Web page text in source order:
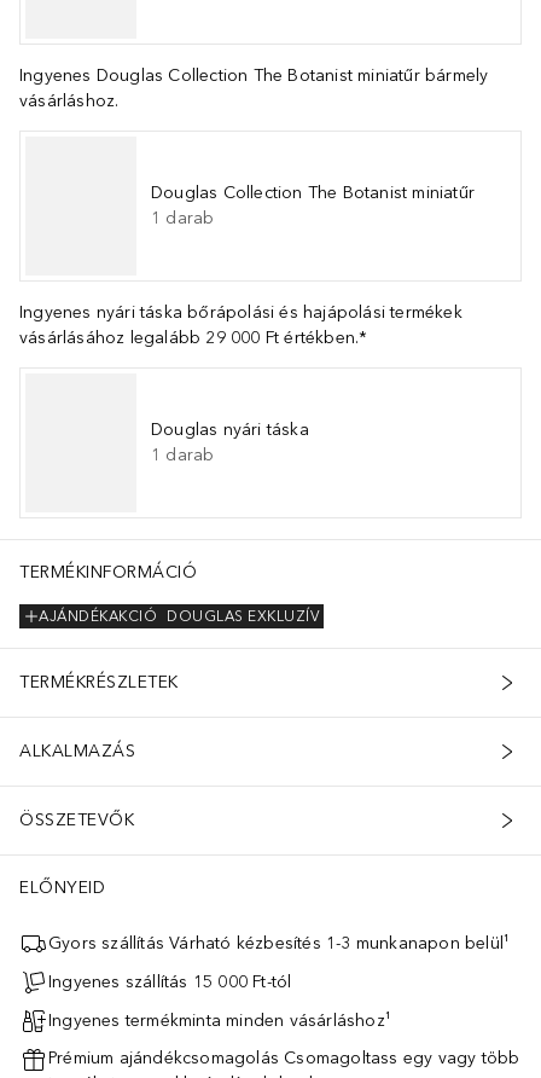
Ingyenes Douglas Collection The Botanist miniatűr bármely
vásárláshoz.
Douglas Collection The Botanist miniatűr
1 darab
Ingyenes nyári táska bőrápolási és hajápolási termékek
vásárlásához legalább 29 000 Ft értékben.*
Douglas nyári táska
1 darab
TERMÉKINFORMÁCIÓ
DOUGLAS EXKLUZÍV
AJÁNDÉKAKCIÓ
TERMÉKRÉSZLETEK
ALKALMAZÁS
ÖSSZETEVŐK
ELŐNYEID
Gyors szállítás Várható kézbesítés 1-3 munkanapon belül¹
Ingyenes szállítás 15 000 Ft-tól
Ingyenes termékminta minden vásárláshoz¹
Prémium ajándékcsomagolás Csomagoltass egy vagy több